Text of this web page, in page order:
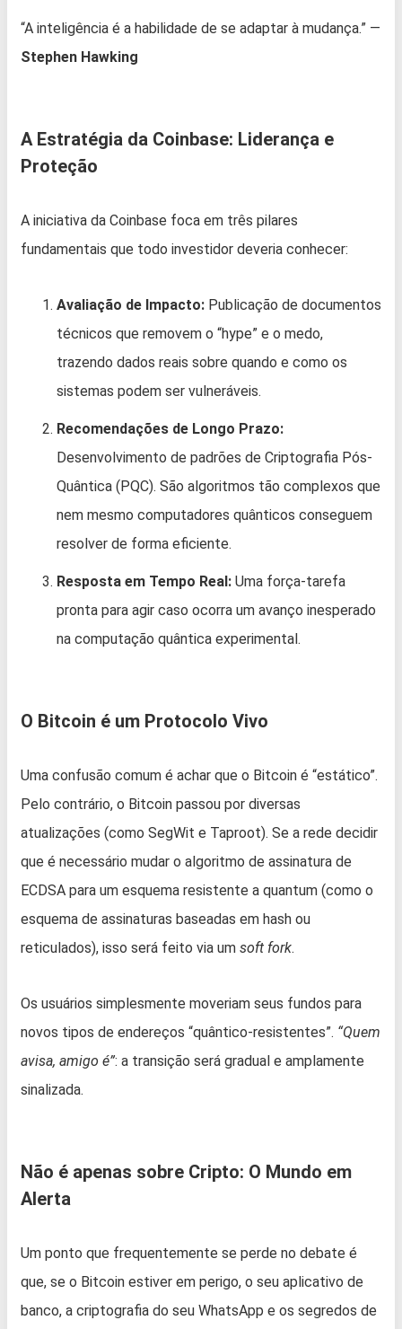
“A inteligência é a habilidade de se adaptar à mudança.” —
Stephen Hawking
A Estratégia da Coinbase: Liderança e
Proteção
A iniciativa da Coinbase foca em três pilares
fundamentais que todo investidor deveria conhecer:
Avaliação de Impacto: Publicação de documentos
técnicos que removem o “hype” e o medo,
trazendo dados reais sobre quando e como os
sistemas podem ser vulneráveis.
Recomendações de Longo Prazo:
Desenvolvimento de padrões de Criptografia Pós-
Quântica (PQC). São algoritmos tão complexos que
nem mesmo computadores quânticos conseguem
resolver de forma eficiente.
Resposta em Tempo Real: Uma força-tarefa
pronta para agir caso ocorra um avanço inesperado
na computação quântica experimental.
O Bitcoin é um Protocolo Vivo
Uma confusão comum é achar que o Bitcoin é “estático”.
Pelo contrário, o Bitcoin passou por diversas
atualizações (como SegWit e Taproot). Se a rede decidir
que é necessário mudar o algoritmo de assinatura de
ECDSA para um esquema resistente a quantum (como o
esquema de assinaturas baseadas em hash ou
reticulados), isso será feito via um soft fork.
Os usuários simplesmente moveriam seus fundos para
novos tipos de endereços “quântico-resistentes”. “Quem
avisa, amigo é”: a transição será gradual e amplamente
sinalizada.
Não é apenas sobre Cripto: O Mundo em
Alerta
Um ponto que frequentemente se perde no debate é
que, se o Bitcoin estiver em perigo, o seu aplicativo de
banco, a criptografia do seu WhatsApp e os segredos de